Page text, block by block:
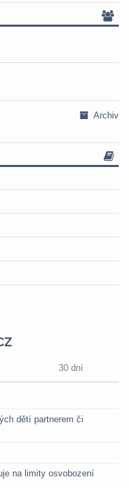
Archiv
30 dní
dětí partnerem či
na limity osvobození